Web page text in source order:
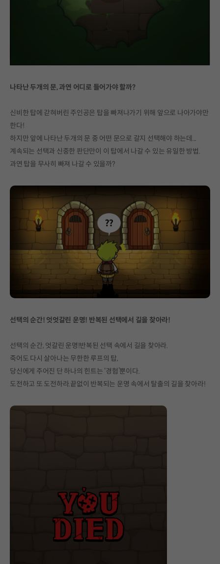
나타난 두개의 문, 과연 어디로 들어가야 할까?
신비한 탑에 갇혀버린 주인공은 탑을 빠져나가기 위해 앞으로 나아가야만
한다!
하지만 앞에 나타난 두개의 문 중 어떤 문으로 갈지 선택해야 하는데...
계속되는 선택과 신중한 판단만이 이 탑에서 나갈 수 있는 유일한 방법.
과연 탑을 무사히 빠져 나갈 수 있을까?
선택의 순간! 엇엇갈린 운명! 반복된 선택에서 길을 찾아라!
선택의 순간, 엇갈린 운명!반복된 선택 속에서 길을 찾아라.
죽어도 다시 살아나는 무한한 루프의 탑,
당신에게 주어진 단 하나의 힌트는 ‘경험’뿐이다.
도전하고 또 도전하라.끝없이 반복되는 운명 속에서 탈출의 길을 찾아라!